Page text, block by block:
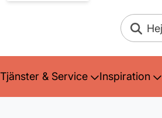
Sök
Tjänster & Service Inspiration